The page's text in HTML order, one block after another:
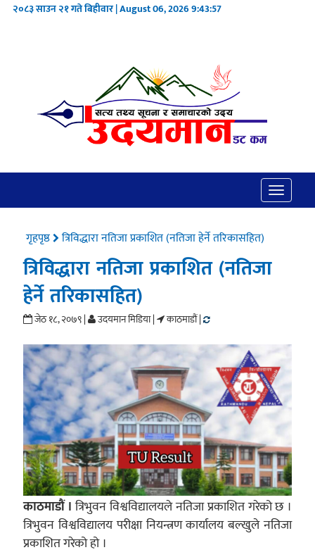
२०८३ साउन २१ गते बिहीवार | August 06, 20269:43:58
Toggle
गृहपृष्ठ त्रिविद्धारा नतिजा प्रकाशित (नतिजा हेर्ने तरिकासहित)
त्रिविद्धारा नतिजा प्रकाशित (नतिजा
हेर्ने तरिकासहित)
जेठ १८, २०७९ | उदयमान मिडिया | काठमाडौं |
काठमाडौं ।त्रिभुवन विश्वविद्यालयले नतिजा प्रकाशित गरेको छ ।
त्रिभुवन विश्वविद्यालय परीक्षा नियन्त्रण कार्यालय बल्खुले नतिजा
प्रकाशित गरेको हो ।